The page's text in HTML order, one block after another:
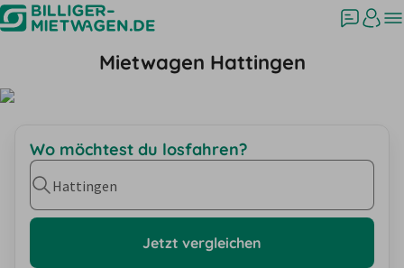
Mietwagen Hattingen
Wo möchtest du losfahren?
Hattingen
Jetzt vergleichen